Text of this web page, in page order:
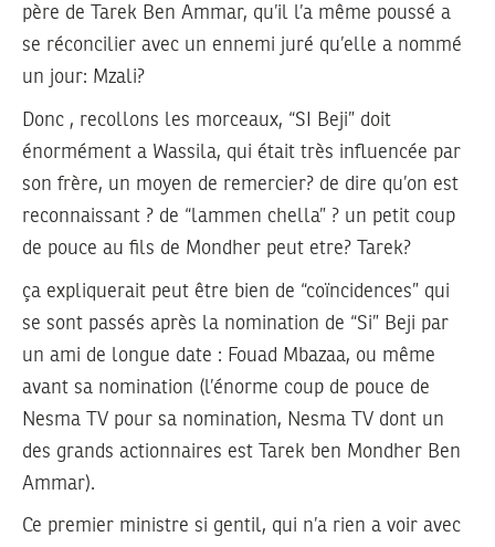
père de Tarek Ben Ammar, qu’il l’a même poussé a
se réconcilier avec un ennemi juré qu’elle a nommé
un jour: Mzali?
Donc , recollons les morceaux, “SI Beji” doit
énormément a Wassila, qui était très influencée par
son frère, un moyen de remercier? de dire qu’on est
reconnaissant ? de “lammen chella” ? un petit coup
de pouce au fils de Mondher peut etre? Tarek?
ça expliquerait peut être bien de “coïncidences” qui
se sont passés après la nomination de “Si” Beji par
un ami de longue date : Fouad Mbazaa, ou même
avant sa nomination (l’énorme coup de pouce de
Nesma TV pour sa nomination, Nesma TV dont un
des grands actionnaires est Tarek ben Mondher Ben
Ammar).
Ce premier ministre si gentil, qui n’a rien a voir avec